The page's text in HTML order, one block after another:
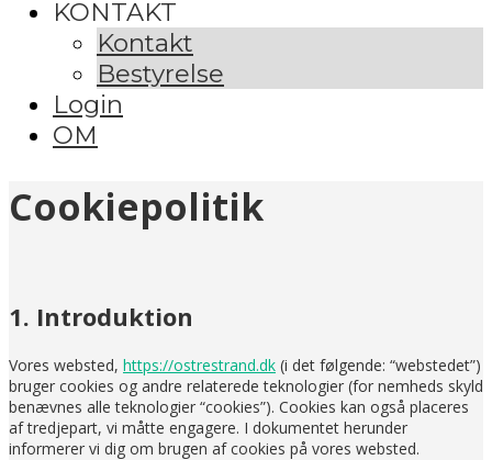
KONTAKT
Kontakt
Bestyrelse
Login
OM
Cookiepolitik
1. Introduktion
Vores websted, https://ostrestrand.dk (i det følgende: “webstedet”)
bruger cookies og andre relaterede teknologier (for nemheds skyld
benævnes alle teknologier “cookies”). Cookies kan også placeres
af tredjepart, vi måtte engagere. I dokumentet herunder
informerer vi dig om brugen af ​​cookies på vores websted.